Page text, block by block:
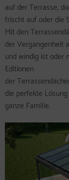
auf der Terrasse,
frischt auf oder die
Mit den
der Vergangenheit
und windig ist oder
Editionen
der
die perfekte
ganze Familie.